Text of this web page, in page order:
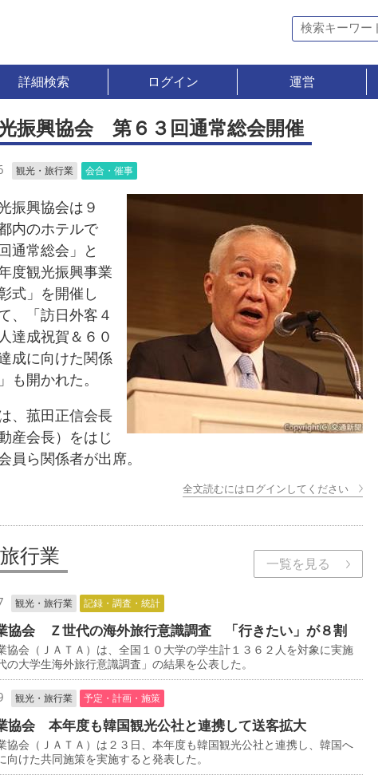
詳細検索 ログイン 運営
振興協会 第６３回通常総会開催
観光・旅行業 会合・催事
振興協会は９
内のホテルで
通常総会」と
度観光振興事業
式」を開催し
、「訪日外客４
達成祝賀＆６０
成に向けた関係
も開かれた。
、菰田正信会長
産会長）をはじ
員ら関係者が出席。
全文読むにはログインしてください
行業 一覧を見る
観光・旅行業 記録・調査・統計
協会 Ｚ世代の海外旅行意識調査 「行きたい」が８割
協会（ＪＡＴＡ）は、全国１０大学の学生計１３６２人を対象に実施
の大学生海外旅行意識調査」の結果を公表した。
観光・旅行業 予定・計画・施策
協会 本年度も韓国観光公社と連携して送客拡大
協会（ＪＡＴＡ）は２３日、本年度も韓国観光公社と連携し、韓国へ
向けた共同施策を実施すると発表した。